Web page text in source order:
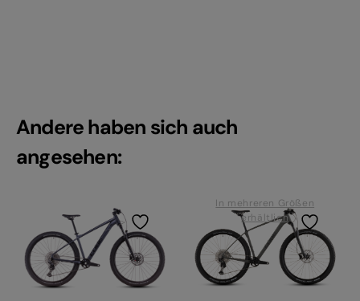
Andere haben sich auch
angesehen:
In mehreren Größen
erhältlich